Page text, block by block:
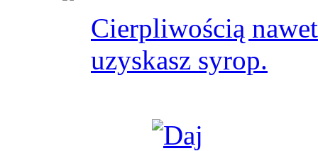
Cierpliwością
uzyskasz syrop.